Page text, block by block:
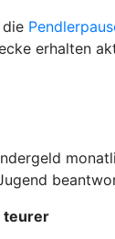
erhalten
teurer